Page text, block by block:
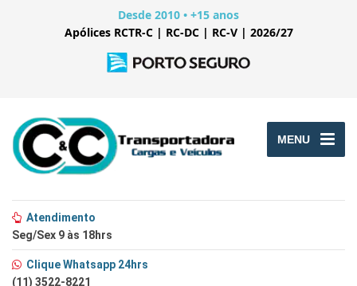
Desde 2010 • +15 anos
Apólices RCTR-C | RC-DC | RC-V | 2026/27
MENU
Atendimento
Seg/Sex 9 às 18hrs
Clique Whatsapp 24hrs
(11) 3522-8221